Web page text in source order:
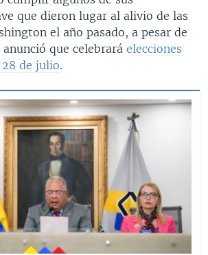
que dieron lugar al alivio de las
el año pasado, a pesar de
que celebrará elecciones
de julio.